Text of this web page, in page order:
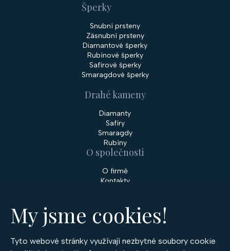
My jsme cookies!
Tyto webové stránky využívají nezbytné soubory cookie
Šperky
Snubní prsteny
Zásnubní prsteny
Diamantové šperky
Rubínové šperky
Safírové šperky
Smaragdové šperky
Drahé kameny
Diamanty
Safíry
Smaragdy
Rubíny
O společnosti
O firmě
Kontakty
Služby
Zakázková výroba šperků
Nakupování